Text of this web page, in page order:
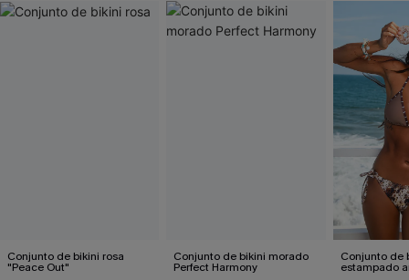
Conjunto de bikini rosa
"Peace Out"
Conjunto de bikini morado
Perfect Harmony
Conjunto de
estampado